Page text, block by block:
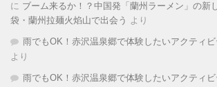
に ブーム来るか！？中国発「蘭州ラーメン」の新
袋・蘭州拉麺火焰山で出会う より
雨でもOK！赤沢温泉郷で体験したいアクティ
より
雨でもOK！赤沢温泉郷で体験したいアクティ